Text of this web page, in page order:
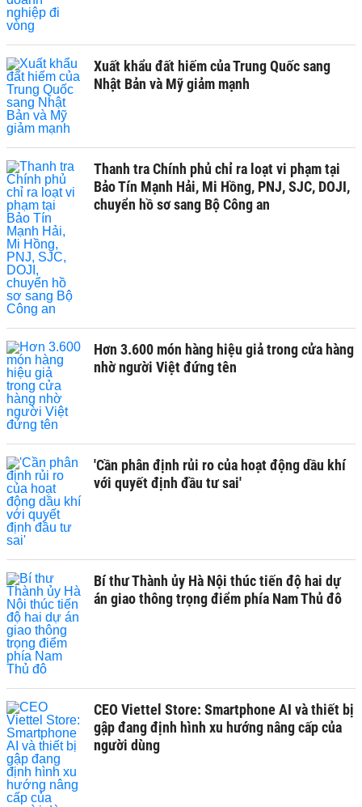
Xuất khẩu đất hiếm của Trung Quốc sang
Nhật Bản và Mỹ giảm mạnh
Thanh tra Chính phủ chỉ ra loạt vi phạm tại
Bảo Tín Mạnh Hải, Mi Hồng, PNJ, SJC, DOJI,
chuyển hồ sơ sang Bộ Công an
Hơn 3.600 món hàng hiệu giả trong cửa hàng
nhờ người Việt đứng tên
'Cần phân định rủi ro của hoạt động dầu khí
với quyết định đầu tư sai'
Bí thư Thành ủy Hà Nội thúc tiến độ hai dự
án giao thông trọng điểm phía Nam Thủ đô
CEO Viettel Store: Smartphone AI và thiết bị
gập đang định hình xu hướng nâng cấp của
người dùng